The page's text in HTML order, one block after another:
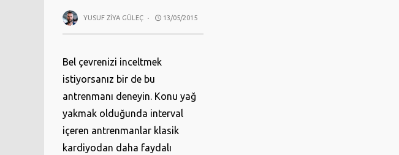
YUSUF ZIYA GÜLEÇ · 13/05/2015
Bel çevrenizi inceltmek
istiyorsanız bir de bu
antrenmanı deneyin. Konu yağ
yakmak olduğunda interval
içeren antrenmanlar klasik
kardiyodan daha faydalı